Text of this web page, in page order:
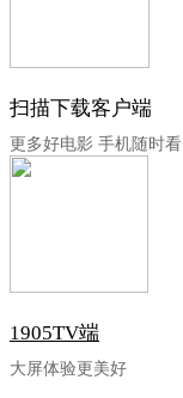
扫描下载客户端
更多好电影 手机随时看
1905TV端
大屏体验更美好